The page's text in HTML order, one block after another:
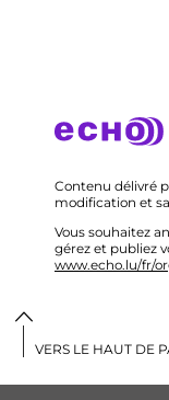
Contenu délivré
modification et
Vous souhaitez
gérez et publiez
www.echo.lu/fr/
VERS LE HAUT DE